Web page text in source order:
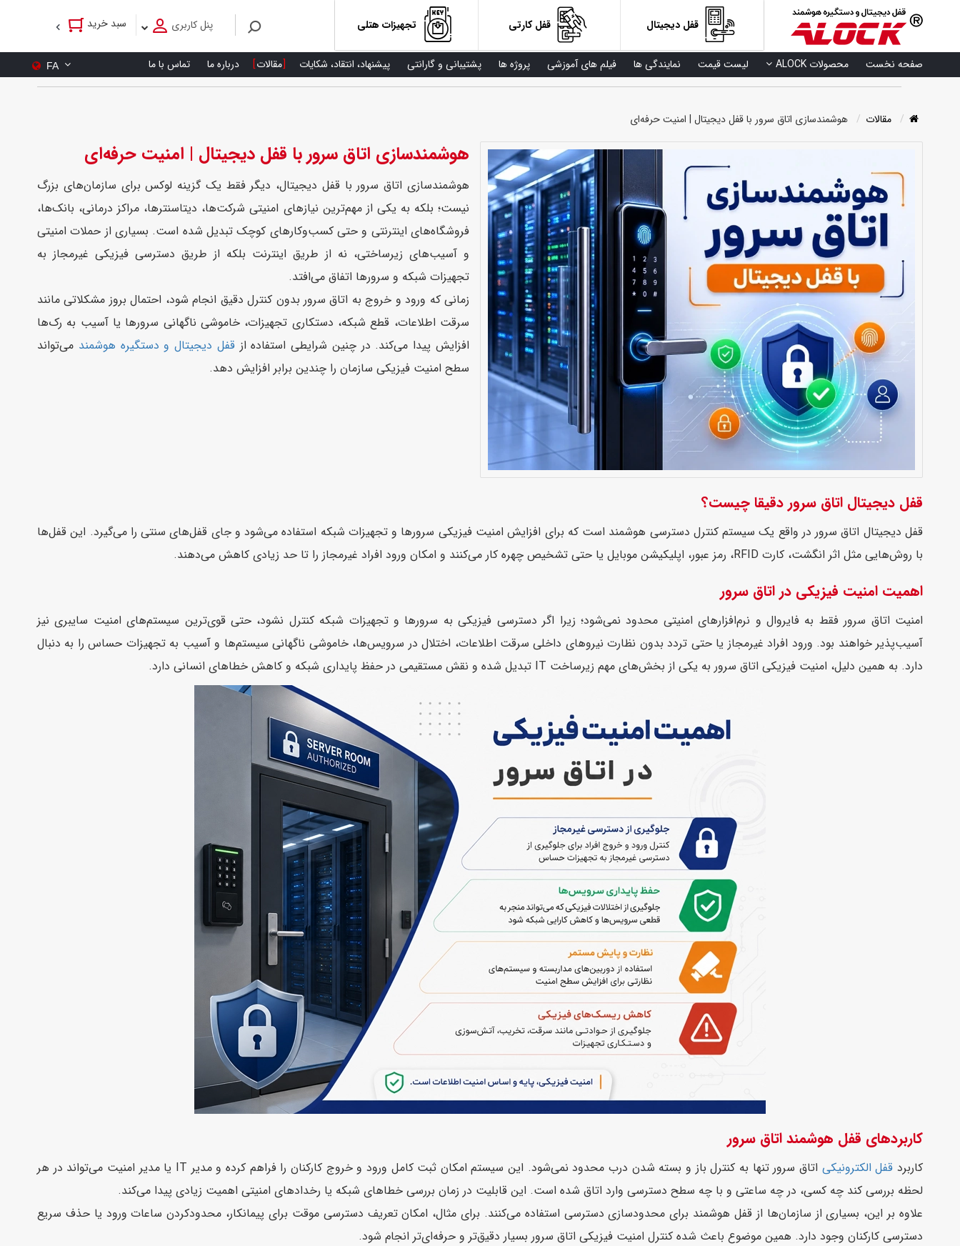
قفل دیجیتال قفل کارتی تجهیزات هتلی سبد خرید پنل کاربری
صفحه نخست محصولات ALOCK لیست قیمت نمایندگی ها فیلم های آموزشی پروژه ها پشتیبانی و گارانتی پیشنهاد، انتقاد، شکایات مقالات درباره ما تماس با ما FA
مقالات هوشمندسازی اتاق سرور با قفل دیجیتال | امنیت حرفه‌ای
هوشمندسازی اتاق سرور با قفل دیجیتال | امنیت حرفه‌ای
هوشمندسازی اتاق سرور با قفل دیجیتال، دیگر فقط یک گزینه لوکس برای سازمان‌های بزرگ
نیست؛ بلکه به یکی از مهم‌ترین نیازهای امنیتی شرکت‌ها، دیتاسنترها، مراکز درمانی، بانک‌ها،
فروشگاه‌های اینترنتی و حتی کسب‌وکارهای کوچک تبدیل شده است. بسیاری از حملات امنیتی
و آسیب‌های زیرساختی، نه از طریق اینترنت بلکه از طریق دسترسی فیزیکی غیرمجاز به
تجهیزات شبکه و سرورها اتفاق می‌افتد.
زمانی که ورود و خروج به اتاق سرور بدون کنترل دقیق انجام شود، احتمال بروز مشکلاتی مانند
سرقت اطلاعات، قطع شبکه، دستکاری تجهیزات، خاموشی ناگهانی سرورها یا آسیب به رک‌ها
افزایش پیدا می‌کند. در چنین شرایطی استفاده ازقفل دیجیتال و دستگیره هوشمند می‌تواند
سطح امنیت فیزیکی سازمان را چندین برابر افزایش دهد.
قفل دیجیتال اتاق سرور دقیقا چیست؟
قفل دیجیتال اتاق سرور در واقع یک سیستم کنترل دسترسی هوشمند است که برای افزایش امنیت فیزیکی سرورها و تجهیزات شبکه استفاده می‌شود و جای قفل‌های سنتی را می‌گیرد. این قفل‌ها
با روش‌هایی مثل اثر انگشت، کارت RFID، رمز عبور، اپلیکیشن موبایل یا حتی تشخیص چهره کار می‌کنند و امکان ورود افراد غیرمجاز را تا حد زیادی کاهش می‌دهند.
اهمیت امنیت فیزیکی در اتاق سرور
امنیت اتاق سرور فقط به فایروال و نرم‌افزارهای امنیتی محدود نمی‌شود؛ زیرا اگر دسترسی فیزیکی به سرورها و تجهیزات شبکه کنترل نشود، حتی قوی‌ترین سیستم‌های امنیت سایبری نیز
آسیب‌پذیر خواهند بود. ورود افراد غیرمجاز یا حتی تردد بدون نظارت نیروهای داخلی سرقت اطلاعات، اختلال در سرویس‌ها، خاموشی ناگهانی سیستم‌ها و آسیب به تجهیزات حساس را به دنبال
دارد. به همین دلیل، امنیت فیزیکی اتاق سرور به یکی از بخش‌های مهم زیرساخت IT تبدیل شده و نقش مستقیمی در حفظ پایداری شبکه و کاهش خطاهای انسانی دارد.
کاربردهای قفل هوشمند اتاق سرور
کاربرد قفل الکترونیکی
اتاق سرور تنها به کنترل باز و بسته شدن درب محدود نمی‌شود. این سیستم امکان ثبت کامل ورود و خروج کارکنان را فراهم کرده و مدیر IT یا مدیر امنیت می‌تواند در هر
لحظه بررسی کند چه کسی، در چه ساعتی و با چه سطح دسترسی وارد اتاق شده است. این قابلیت در زمان بررسی خطاهای شبکه یا رخدادهای امنیتی اهمیت زیادی پیدا می‌کند.
علاوه بر این، بسیاری از سازمان‌ها از قفل هوشمند برای محدودسازی دسترسی استفاده می‌کنند. برای مثال، امکان تعریف دسترسی موقت برای پیمانکار، محدودکردن ساعات ورود یا حذف سریع
دسترسی کارکنان وجود دارد. همین موضوع باعث شده کنترل امنیت فیزیکی اتاق سرور بسیار دقیق‌تر و حرفه‌ای‌تر انجام شود.